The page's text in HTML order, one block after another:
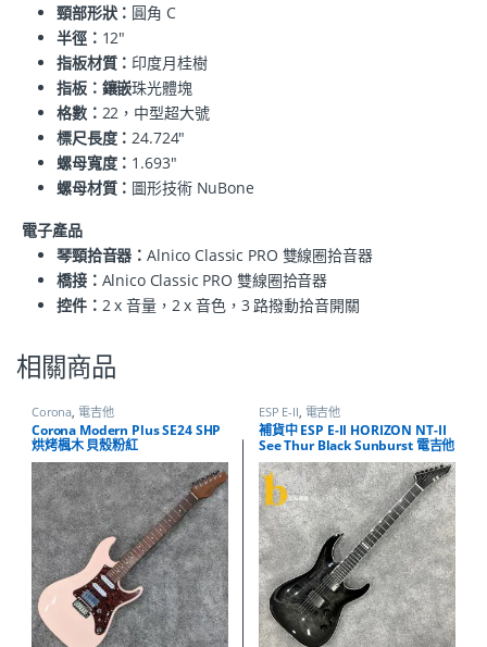
頸部形狀： 圓角 C
半徑： 12"
指板材質： 印度月桂樹
指板：鑲嵌珠光體塊
格數： 22，中型超大號
標尺長度： 24.724"
螺母寬度： 1.693"
螺母材質： 圖形技術 NuBone
電子產品
琴頸拾音器：Alnico Classic PRO 雙線圈拾音器
橋接： Alnico Classic PRO 雙線圈拾音器
控件： 2 x 音量，2 x 音色，3 路撥動拾音開關
相關商品
Corona 電吉他
Corona Modern Plus SE24 SHP
烘烤楓木 貝殼粉紅
ESP E-II 電吉他
補貨中 ESP E-II HORIZON NT-II
See Thur Black Sunburst 電吉他